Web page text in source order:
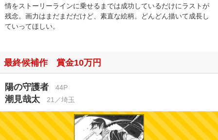
情をストーリーラインに乗せるまでは成功しているだけにラストが
残念。画力はまだまだだけど、素直な絵柄。どんどん描いて成長し
ていってほしい。
最終候補作 賞金10万円
陽の守護者 44P
潮見哉太 21／埼玉